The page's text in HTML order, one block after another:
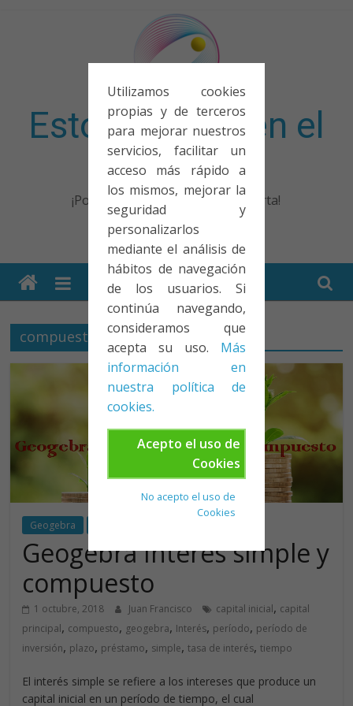
Utilizamos cookies
propias y de terceros
para mejorar nuestros
servicios, facilitar un
acceso más rápido a
los mismos, mejorar la
seguridad y
personalizarlos
mediante el análisis de
hábitos de navegación
de los usuarios. Si
continúa navegando,
consideramos que
acepta su uso. Más
información en
nuestra política de
cookies.
Acepto el uso de
Cookies
No acepto el uso de
Cookies
Esto no entra en el
examen
¡Porque no solo el examen importa!
compuesto
Geogebra
Geogebra Interés simple y
compuesto
1 octubre, 2018 Juan Francisco capital inicial, capital
principal, compuesto, geogebra, Interés, período, período de
inversión, plazo, préstamo, simple,tasa de interés,tiempo
El interés simple se refiere a los intereses que produce un
capital inicial en un período de tiempo, el cual